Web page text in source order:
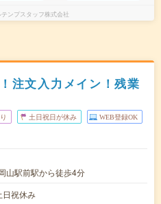
ンプスタッフ株式会社
注文入力メイン！残業
土日祝日が休み WEB登録OK
山駅前駅から徒歩4分
祝休み